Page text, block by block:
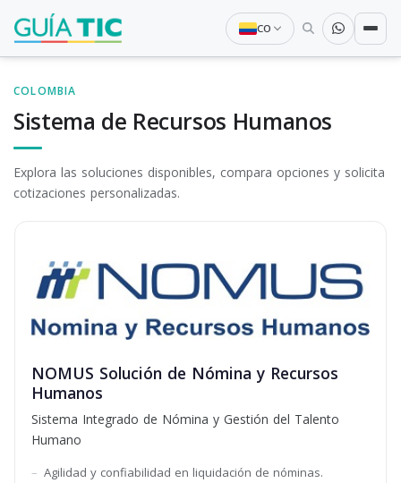
CO
COLOMBIA
Sistema de Recursos Humanos
Explora las soluciones disponibles, compara opciones y solicita
cotizaciones personalizadas.
NOMUS Solución de Nómina y Recursos
Humanos
Sistema Integrado de Nómina y Gestión del Talento
Humano
Agilidad y confiabilidad en liquidación de nóminas.